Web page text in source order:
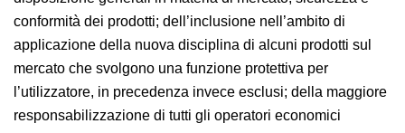
sicurezza e conformità dei prodotti; dell’inclusione
nell’ambito di applicazione della nuova disciplina di
alcuni prodotti sul mercato che svolgono una funzione
protettiva per l’utilizzatore, in precedenza invece
esclusi; della maggiore responsabilizzazione di tutti gli